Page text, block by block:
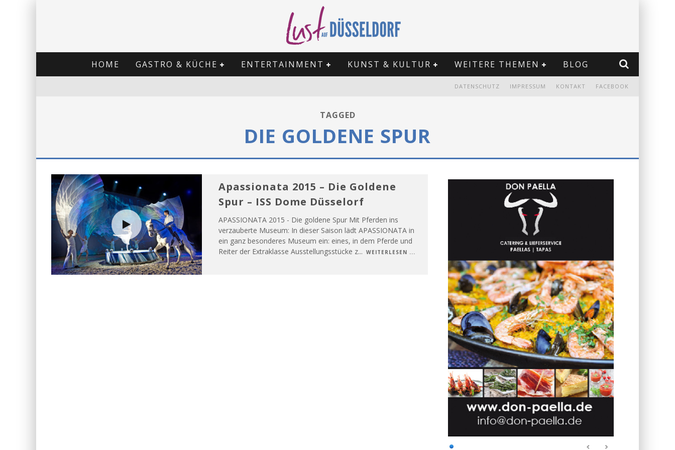
HOME GASTRO & KÜCHE ENTERTAINMENT KUNST & KULTUR WEITERE THEMEN BLOG
FACEBOOK
KONTAKT
IMPRESSUM
DATENSCHUTZ
TAGGED
DIE GOLDENE SPUR
Apassionata 2015 – Die Goldene
Spur – ISS Dome Düsselorf
APASSIONATA 2015 - Die goldene Spur Mit Pferden ins
verzauberte Museum: In dieser Saison lädt APASSIONATA in
ein ganz besonderes Museum ein: eines, in dem Pferde und
Reiter der Extraklasse Ausstellungsstücke z... WEITERLESEN ...